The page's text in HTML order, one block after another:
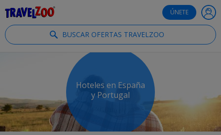
ÚNETE
BUSCAR OFERTAS TRAVELZOO
Hoteles en España
y Portugal